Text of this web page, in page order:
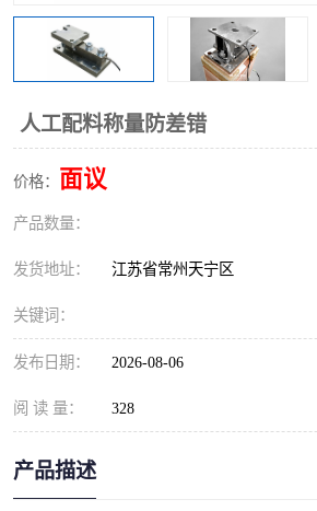
人工配料称量防差错
价格： 面议
产品数量：
发货地址： 江苏省常州天宁区
关键词：
发布日期： 2026-08-06
阅 读 量： 328
产品描述